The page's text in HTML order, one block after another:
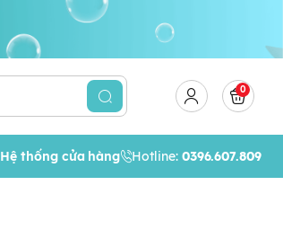
0
Hệ thống cửa hàng Hotline: 0396.607.809